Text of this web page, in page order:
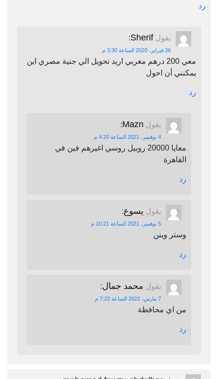
رد
يقول Sherif
:
26 فبراير، 2020 الساعة 3:30 م
معي 200 درهم مغربي اريد تحويل الي جنية مصري اين
يمكنني أن احول
رد
يقول Mazn
:
4 نوفمبر، 2021 الساعة 4:20 م
معايا 20000 روبيل روسي اغيرهم فين في
القاهرة
رد
يقول يسوع:
5 نوفمبر، 2021 الساعة 10:21 م
وستر وينن
رد
يقول محمد جمال:
7 مارس، 2022 الساعة 7:22 م
من اي محافظة
رد